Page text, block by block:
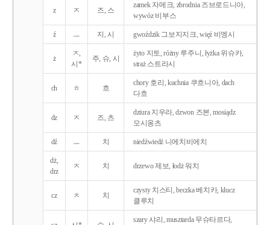
z ㅈ 즈, 스
zamek 자메크, zbrodnia 즈브로드니아,
wywóz 비부스
ź ㅡ 지, 시 gwoździk 그보지지크, więź 비엥시
ż
ㅈ,
시*
주, 슈, 시
żyto 지토, różny 루주니, łyżka 위슈카,
straż 스트라시
ch ㅎ 흐
chory 호리, kuchnia 쿠흐니아, dach
다흐
dz ㅈ 즈, 츠
dziura 지우라, dzwon 즈본, mosiądz
모시옹츠
dź ㅡ 치 niedźwiedź 니에치비에치
dż,
drz
ㅈ 치 drzewo 제보, łodż 워치
cz ㅊ 치
czysty 치스티, beczka 베치카, klucz
클루치
szary 샤리, musztarda 무슈타르다,